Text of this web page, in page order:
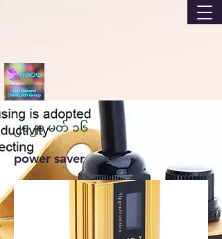
၂၀၂၀ မတ် ၁၆
power saver